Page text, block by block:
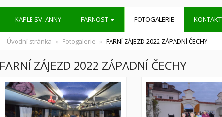
KAPLE SV. ANNY FARNOST FOTOGALERIE KONTAKT
Úvodní stránka Fotogalerie FARNÍ ZÁJEZD 2022 ZÁPADNÍ ČECHY
FARNÍ ZÁJEZD 2022 ZÁPADNÍ ČECHY